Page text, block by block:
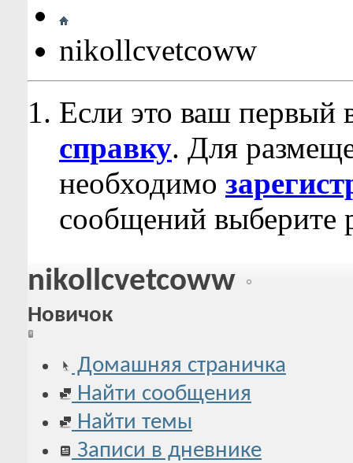
nikollcvetcoww
Если это ваш первый
справку. Для
необходимо
сообщений выберите
nikollcvetcoww
Новичок
Домашняя страничка
Найти сообщения
Найти темы
Записи в дневнике